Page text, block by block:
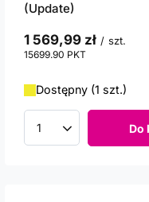
(Update)
1 569,99 zł / szt.
15699.90 PKT
Dostępny (1 szt.)
Ilość produktów Do